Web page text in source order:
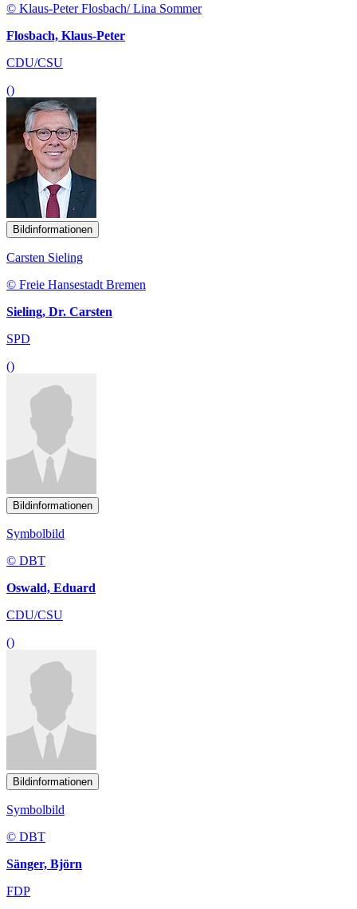
© Klaus-Peter Flosbach/ Lina Sommer
Flosbach, Klaus-Peter
CDU/CSU
()
Bildinformationen
Carsten Sieling
© Freie Hansestadt Bremen
Sieling, Dr. Carsten
SPD
()
Bildinformationen
Symbolbild
© DBT
Oswald, Eduard
CDU/CSU
()
Bildinformationen
Symbolbild
© DBT
Sänger, Björn
FDP